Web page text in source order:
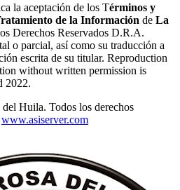
la aceptación de los Términos y
de la Información de La
Derechos Reservados D.R.A.
o parcial, así como su traducción a
escrita de su titular. Reproduction
without written permission is
2022.
Huila. Todos los derechos
www.asiserver.com